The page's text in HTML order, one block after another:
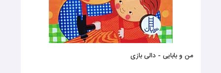
من و بابایی - دالی بازی